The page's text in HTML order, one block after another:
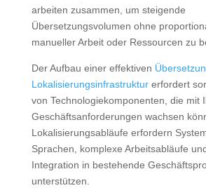
arbeiten zusammen, um steigende
Übersetzungsvolumen ohne
manueller Arbeit oder Ressourcen zu
Der Aufbau einer effektiven
Lokalisierungsinfrastrukturerfordert
von Technologiekomponenten, die mit
Geschäftsanforderungen wachsen
Lokalisierungsabläufe erfordern
Sprachen, komplexe Arbeitsabläufe
Integration in bestehende
unterstützen.